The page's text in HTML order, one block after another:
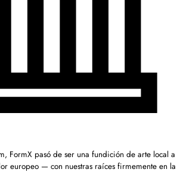
FormX pasó de ser una fundición de arte local a
europeo — con nuestras raíces firmemente en la